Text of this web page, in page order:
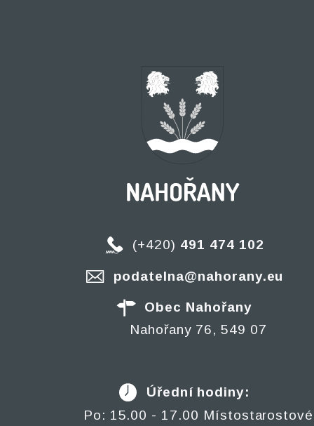
(+420) 491 474 102
podatelna@nahorany.eu
Obec Nahořany
Nahořany 76, 549 07
Úřední hodiny:
Po: 15.00 - 17.00 Místostarostové